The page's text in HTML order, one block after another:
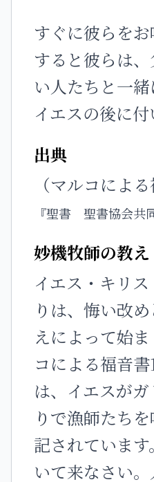
すぐに彼らをお
すると彼らは
い人たちと一緒
イエスの後に付
出典
（マルコによ
『聖書 聖書協会共
妙機牧師の教え
イエス・キリ
りは、悔い改
えによって始
コによる福音
は、イエスが
りで漁師たち
記されていま
いて来なさい